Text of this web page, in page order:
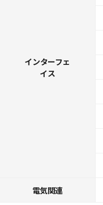
インターフェ
イス
電気関連